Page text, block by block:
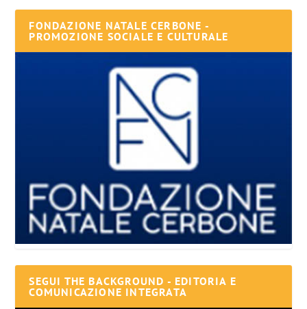
FONDAZIONE NATALE CERBONE -
PROMOZIONE SOCIALE E CULTURALE
SEGUI THE BACKGROUND - EDITORIA E
COMUNICAZIONE INTEGRATA